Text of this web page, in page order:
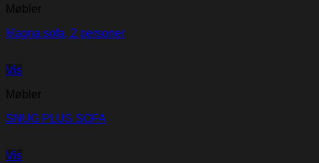
Møbler
Magna sofa, 2 personer
Vis
Møbler
SNUG PLUS SOFA
Vis